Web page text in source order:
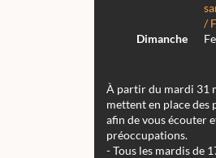
/
Dimanche
À partir du mardi 31
mettent en place des
afin de vous écouter
préoccupations.
- Tous les mardis de